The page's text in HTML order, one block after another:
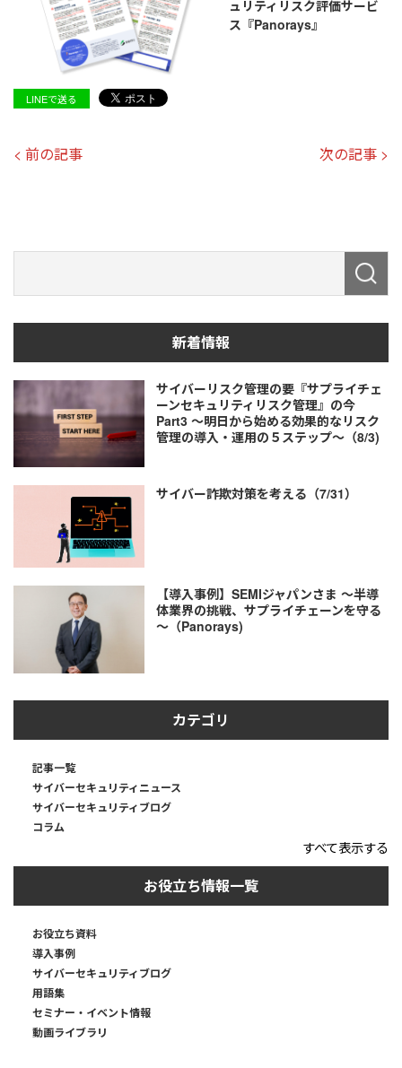
ュリティリスク評価サービ
ス『Panorays』
LINEで送る
< 前の記事 次の記事 >
新着情報
サイバーリスク管理の要『サプライチェ
ーンセキュリティリスク管理』の今
Part3 ～明日から始める効果的なリスク
管理の導入・運用の５ステップ～（8/3)
サイバー詐欺対策を考える（7/31）
【導入事例】SEMIジャパンさま ～半導
体業界の挑戦、サプライチェーンを守る
～（Panorays)
カテゴリ
記事一覧
サイバーセキュリティニュース
サイバーセキュリティブログ
コラム
すべて表示する
お役立ち情報一覧
お役立ち資料
導入事例
サイバーセキュリティブログ
用語集
セミナー・イベント情報
動画ライブラリ